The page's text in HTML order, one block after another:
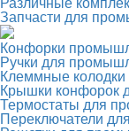
Различные
Запчасти для
Конфорки
Ручки для
Клеммные
Крышки конфорок
Термостаты для
Переключатели